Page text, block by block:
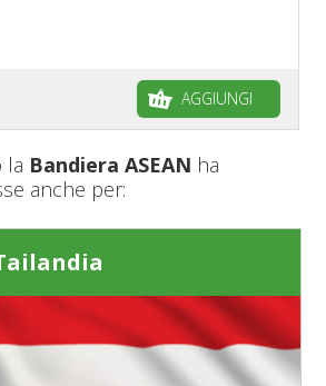
AGGIUNGI
la Bandiera ASEAN ha
anche per: